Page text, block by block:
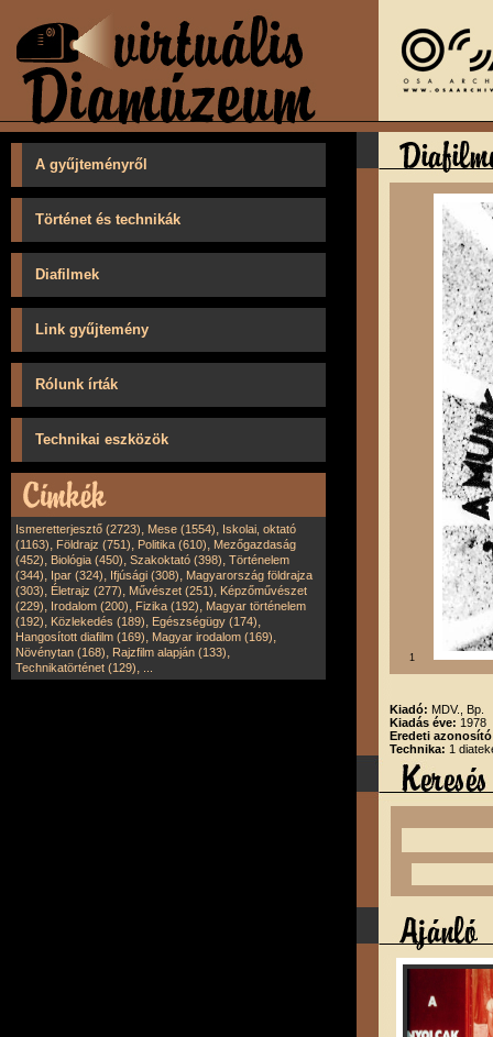
A gyűjteményről
Történet és technikák
Diafilmek
Link gyűjtemény
Rólunk írták
Technikai eszközök
Ismeretterjesztő (2723), Mese (1554), Iskolai, oktató
(1163), Földrajz (751), Politika (610), Mezőgazdaság
(452), Biológia (450), Szakoktató (398), Történelem
(344), Ipar (324), Ifjúsági (308), Magyarország földrajza
(303), Életrajz (277), Művészet (251), Képzőművészet
(229), Irodalom (200), Fizika (192), Magyar történelem
(192), Közlekedés (189), Egészségügy (174),
Hangosított diafilm (169), Magyar irodalom (169),
Növénytan (168), Rajzfilm alapján (133),
Technikatörténet (129),
1
Kiadó: MDV., Bp.
Kiadás éve: 1978
Eredeti
Technika: 1